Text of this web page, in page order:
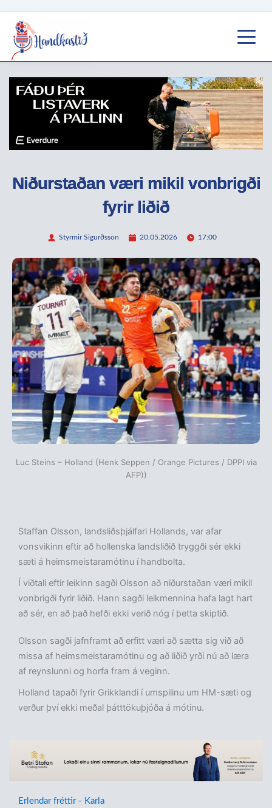
Niðurstaðan væri mikil vonbrigði
fyrir liðið
Styrmir Sigurðsson 20.05.2026 17:00
Luc Steins – Holland (Henk Seppen / Orange Pictures / DPPI via
AFP))
Staffan Olsson, landsliðsþjálfari Hollands, var afar
vonsvikinn eftir að hollenska landsliðið tryggði sér ekki
sæti á heimsmeistaramótinu í handbolta.
Í viðtali eftir leikinn sagði Olsson að niðurstaðan væri mikil
vonbrigði fyrir liðið. Hann sagði leikmennina hafa lagt hart
að sér, en að það hefði ekki verið nóg í þetta skiptið.
Olsson sagði jafnframt að erfitt væri að sætta sig við að
missa af heimsmeistaramótinu og að liðið yrði nú að læra
af reynslunni og horfa fram á veginn.
Holland tapaði fyrir Grikklandi í umspilinu um HM-sæti og
verður því ekki meðal þátttökuþjóða á mótinu.
Erlendar fréttir - Karla